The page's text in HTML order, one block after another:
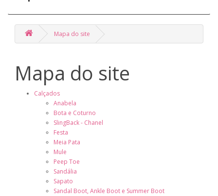
Mapa do site
Mapa do site
Calçados
Anabela
Bota e Coturno
SlingBack - Chanel
Festa
Meia Pata
Mule
Peep Toe
Sandália
Sapato
Sandal Boot, Ankle Boot e Summer Boot